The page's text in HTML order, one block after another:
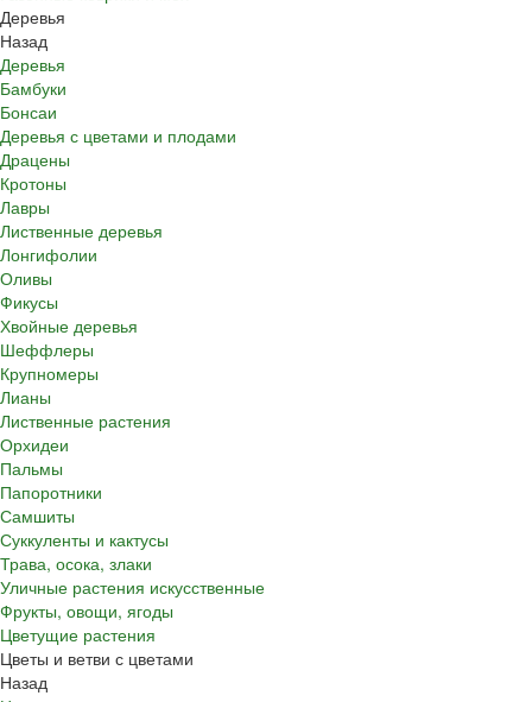
Деревья
Назад
Деревья
Бамбуки
Бонсаи
Деревья с цветами и плодами
Драцены
Кротоны
Лавры
Лиственные деревья
Лонгифолии
Оливы
Фикусы
Хвойные деревья
Шеффлеры
Крупномеры
Лианы
Лиственные растения
Орхидеи
Пальмы
Папоротники
Самшиты
Суккуленты и кактусы
Трава, осока, злаки
Уличные растения искусственные
Фрукты, овощи, ягоды
Цветущие растения
Цветы и ветви с цветами
Назад